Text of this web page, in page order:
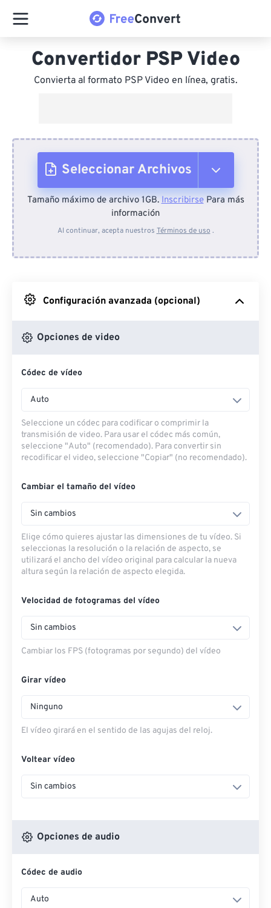
Convertidor PSP Video
Convierta al formato PSP Video en línea, gratis.
Seleccionar Archivos
Desde el dispositivo
Desde Google Drive
Desde OneDrive
Desde URL
Tamaño máximo de archivo 1GB.InscribirsePara más
información
Al continuar, acepta nuestros Términos de uso .
Configuración avanzada (opcional)
Opciones de video
Códec de vídeo
Auto
Seleccione un códec para codificar o comprimir la
transmisión de video. Para usar el códec más común,
seleccione "Auto" (recomendado). Para convertir sin
recodificar el video, seleccione "Copiar" (no recomendado).
Cambiar el tamaño del vídeo
Sin cambios
Elige cómo quieres ajustar las dimensiones de tu vídeo. Si
seleccionas la resolución o la relación de aspecto, se
utilizará el ancho del vídeo original para calcular la nueva
altura según la relación de aspecto elegida.
Velocidad de fotogramas del vídeo
Sin cambios
Cambiar los FPS (fotogramas por segundo) del vídeo
Girar vídeo
Ninguno
El vídeo girará en el sentido de las agujas del reloj.
Voltear vídeo
Sin cambios
Opciones de audio
Códec de audio
Auto